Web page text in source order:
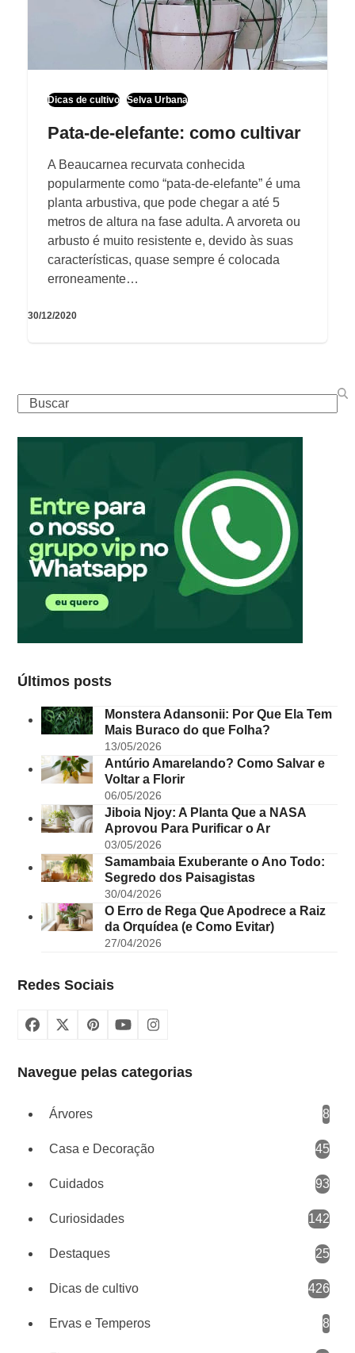
Dicas de cultivo Selva Urbana
Pata-de-elefante: como cultivar
A Beaucarnea recurvata conhecida
popularmente como “pata-de-elefante” é uma
planta arbustiva, que pode chegar a até 5
metros de altura na fase adulta. A arvoreta ou
arbusto é muito resistente e, devido às suas
características, quase sempre é colocada
erroneamente…
30/12/2020
Buscar
Últimos posts
Monstera Adansonii: Por Que Ela Tem
Mais Buraco do que Folha?
13/05/2026
Antúrio Amarelando? Como Salvar e
Voltar a Florir
06/05/2026
Jiboia Njoy: A Planta Que a NASA
Aprovou Para Purificar o Ar
03/05/2026
Samambaia Exuberante o Ano Todo:
Segredo dos Paisagistas
30/04/2026
O Erro de Rega Que Apodrece a Raiz
da Orquídea (e Como Evitar)
27/04/2026
Redes Sociais
Facebook
X Pinterest
YouTubeInstagram
Navegue pelas categorias
Árvores 8
Casa e Decoração 45
Cuidados 93
Curiosidades 142
Destaques 25
Dicas de cultivo 426
Ervas e Temperos 8